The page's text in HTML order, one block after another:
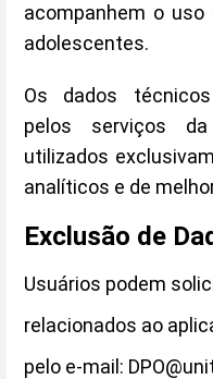
acompanhem o
adolescentes.
Os dados
pelos serviços
utilizados
analíticos e de
Exclusão de
Usuários podem
relacionados ao
pelo e-mail: